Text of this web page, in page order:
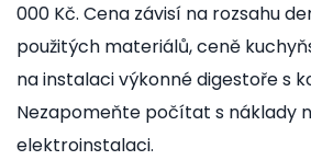
000 Kč. Cena závisí na rozsahu
použitých materiálů, ceně
na instalaci výkonné digestoře s
Nezapomeňte počítat s náklady
elektroinstalaci.